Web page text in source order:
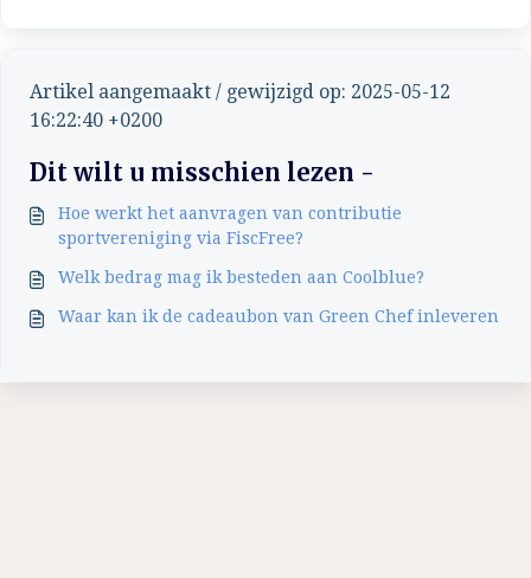
Artikel aangemaakt / gewijzigd op: 2025-05-12
16:22:40 +0200
Dit wilt u misschien lezen -
Hoe werkt het aanvragen van contributie
sportvereniging via FiscFree?
Welk bedrag mag ik besteden aan Coolblue?
Waar kan ik de cadeaubon van Green Chef inleveren